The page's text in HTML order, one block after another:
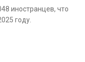
иностранцев, что
году.